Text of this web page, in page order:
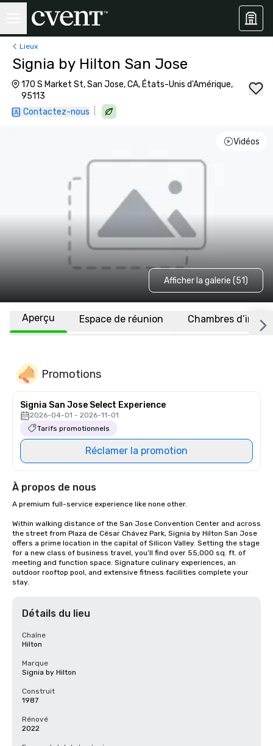
Lieux
Signia by Hilton San Jose
170 S Market St, San Jose, CA, États-Unis d'Amérique,
95113
Contactez-nous
Vidéos
Afficher la galerie (51)
Aperçu Espace de réunion Chambres
Promotions
Signia San Jose Select Experience
2026-04-01 - 2026-11-01
Tarifs promotionnels
Réclamer la promotion
À propos de nous
A premium full-service experience like none other.
Within walking distance of the San Jose Convention Center and across
the street from Plaza de César Chávez Park, Signia by Hilton San Jose
offers a prime location in the capital of Silicon Valley. Setting the stage
for a new class of business travel, you’ll find over 55,000 sq. ft. of
meeting and function space. Signature culinary experiences, an
outdoor rooftop pool, and extensive fitness facilities complete your
stay.
Détails du lieu
Chaîne
Hilton
Marque
Signia by Hilton
Construit
1987
Rénové
2022